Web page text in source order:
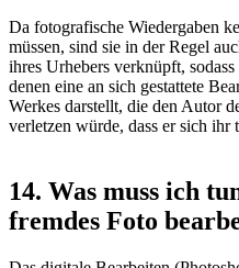
Da fotografische Wiedergaben
müssen, sind sie in der Regel
ihres Urhebers verknüpft,
denen eine an sich gestattete
Werkes darstellt, die den Autor
verletzen würde, dass er sich ihr
14. Was muss ich
fremdes Foto